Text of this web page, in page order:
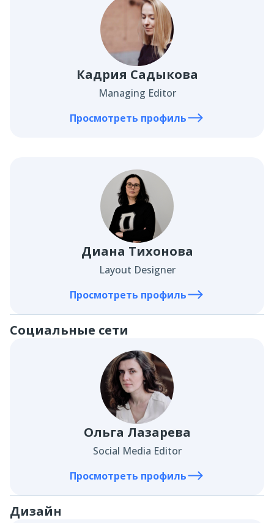
Кадрия Садыкова
Managing Editor
Просмотреть профиль
Диана Тихонова
Layout Designer
Просмотреть профиль
Социальные сети
Ольга Лазарева
Social Media Editor
Просмотреть профиль
Дизайн